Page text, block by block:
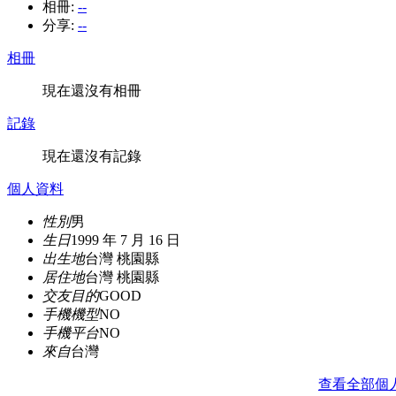
相冊: --
分享: --
相冊
現在還沒有相冊
記錄
現在還沒有記錄
個人資料
性別男
生日1999 年 7 月 16 日
出生地台灣 桃園縣
居住地台灣 桃園縣
交友目的GOOD
手機機型NO
手機平台NO
來自台灣
查看全部個